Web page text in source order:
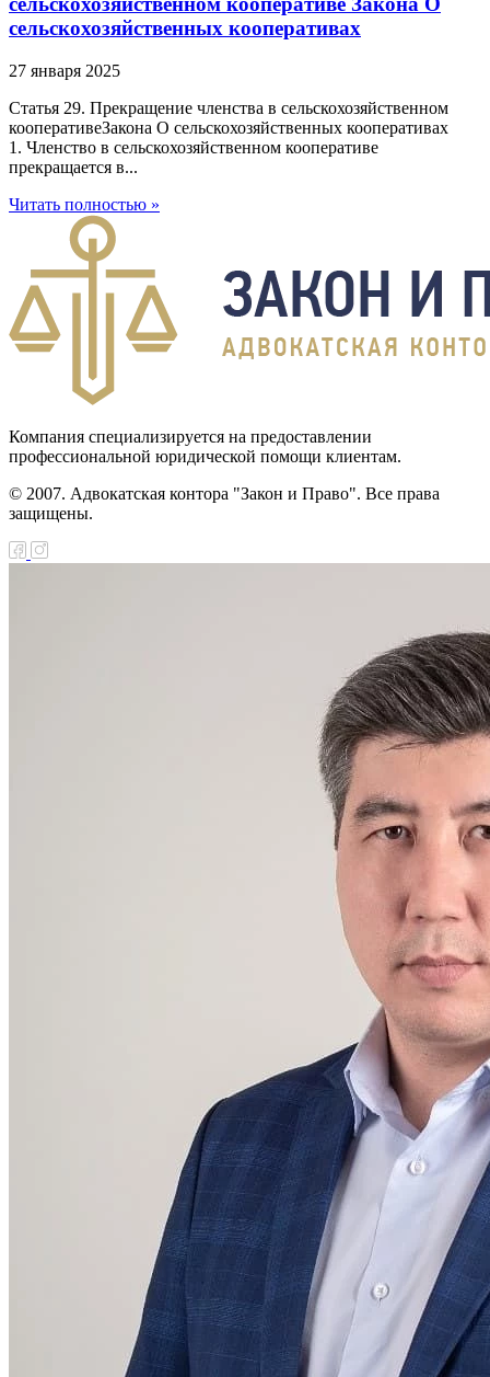
сельскохозяйственных кооперативах
27 января 2025
Статья 29. Прекращение членства в сельскохозяйственном
кооперативеЗакона О сельскохозяйственных кооперативах
1. Членство в сельскохозяйственном кооперативе
прекращается в...
Читать полностью »
Компания специализируется на предоставлении
профессиональной юридической помощи клиентам.
© 2007. Адвокатская контора "Закон и Право". Все права
защищены.